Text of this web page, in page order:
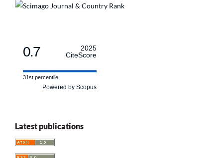
0.7
2025
CiteScore
31st percentile
Powered by Scopus
Latest publications